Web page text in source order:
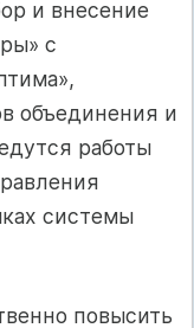
и внесение
с
объединения и
работы
системы
повысить